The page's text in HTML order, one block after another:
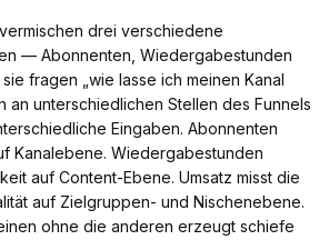
drei verschiedene
— Abonnenten, Wiedergabestunden
fragen „wie lasse ich meinen Kanal
an unterschiedlichen Stellen des Funnels
Eingaben. Abonnenten
Kanalebene. Wiedergabestunden
auf Content-Ebene. Umsatz misst die
auf Zielgruppen- und Nischenebene.
ohne die anderen erzeugt schiefe